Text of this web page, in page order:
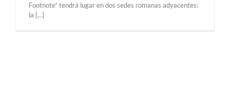
Footnote* tendrá lugar en dos sedes romanas adyacentes:
la [...]